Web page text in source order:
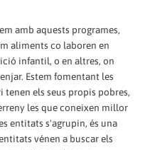
amb aquests programes,
aliments co laboren en
infantil, o en altres, on
Estem fomentant les
tenen els seus propis pobres,
les que coneixen millor
entitats s'agrupin, és una
vénen a buscar els